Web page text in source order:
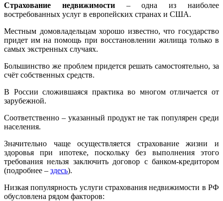
Страхование недвижимости– одна из наиболее
востребованных услуг в европейских странах и США.
Местным домовладельцам хорошо известно, что государство
придет им на помощь при восстановлении жилища только в
самых экстренных случаях.
Большинство же проблем придется решать самостоятельно, за
счёт собственных средств.
В России сложившаяся практика во многом отличается от
зарубежной.
Соответственно – указанный продукт не так популярен среди
населения.
Значительно чаще осуществляется страхование жизни и
здоровья при ипотеке, поскольку без выполнения этого
требования нельзя заключить договор с банком-кредитором
(подробнее – здесь).
Низкая популярность услуги страхования недвижимости в РФ
обусловлена рядом факторов: